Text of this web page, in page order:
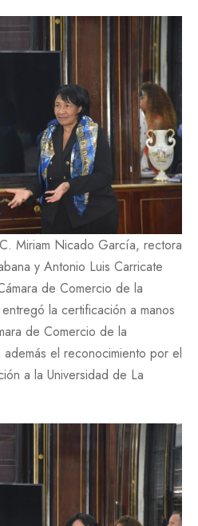
Miriam Nicado García, rectora
y Antonio Luis Carricate
de Comercio de la
la certificación a manos
de Comercio de la
el reconocimiento por el
a la Universidad de La